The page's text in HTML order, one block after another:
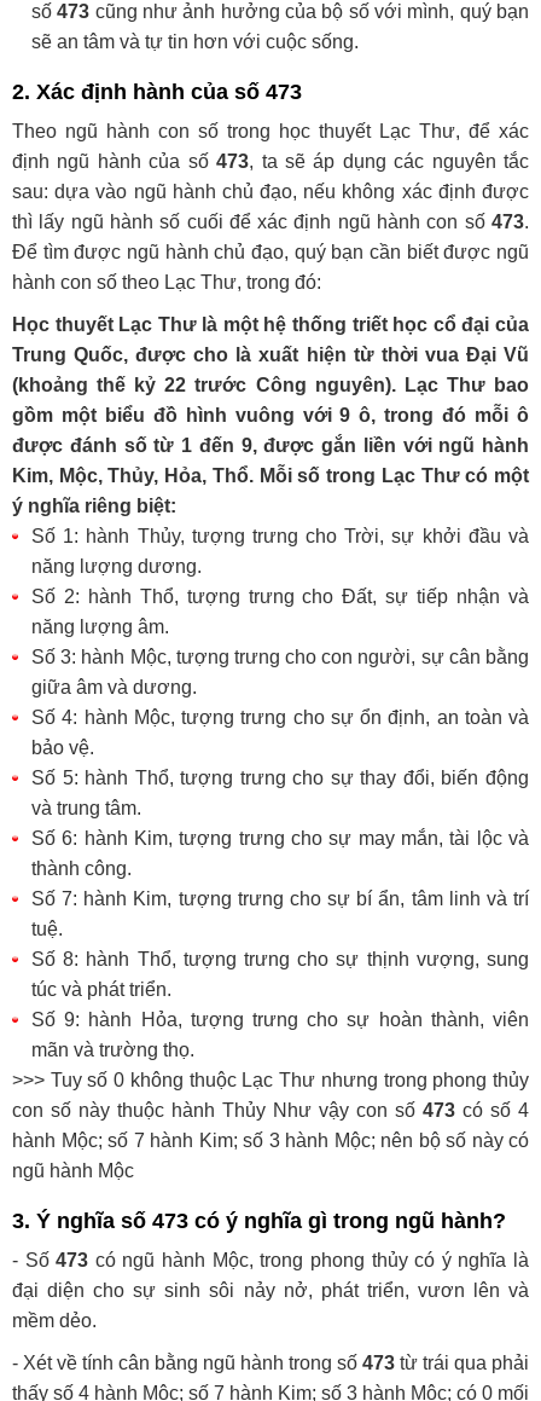
số473 cũng như ảnh hưởng của bộ số với mình, quý bạn
sẽ an tâm và tự tin hơn với cuộc sống.
2. Xác định hành của số 473
Theo ngũ hành con số trong học thuyết Lạc Thư, để xác
định ngũ hành của số473, ta sẽ áp dụng các nguyên tắc
sau: dựa vào ngũ hành chủ đạo, nếu không xác định được
thì lấy ngũ hành số cuối để xác định ngũ hành con số 473.
Để tìm được ngũ hành chủ đạo, quý bạn cần biết được ngũ
hành con số theo Lạc Thư, trong đó:
Học thuyết Lạc Thư là một hệ thống triết học cổ đại của
Trung Quốc, được cho là xuất hiện từ thời vua Đại Vũ
(khoảng thế kỷ 22 trước Công nguyên). Lạc Thư bao
gồm một biểu đồ hình vuông với 9 ô, trong đó mỗi ô
được đánh số từ 1 đến 9, được gắn liền với ngũ hành
Kim, Mộc, Thủy, Hỏa, Thổ. Mỗi số trong Lạc Thư có một
ý nghĩa riêng biệt:
Số 1: hành Thủy, tượng trưng cho Trời, sự khởi đầu và
năng lượng dương.
Số 2: hành Thổ, tượng trưng cho Đất, sự tiếp nhận và
năng lượng âm.
Số 3: hành Mộc, tượng trưng cho con người, sự cân bằng
giữa âm và dương.
Số 4: hành Mộc, tượng trưng cho sự ổn định, an toàn và
bảo vệ.
Số 5: hành Thổ, tượng trưng cho sự thay đổi, biến động
và trung tâm.
Số 6: hành Kim, tượng trưng cho sự may mắn, tài lộc và
thành công.
Số 7: hành Kim, tượng trưng cho sự bí ẩn, tâm linh và trí
tuệ.
Số 8: hành Thổ, tượng trưng cho sự thịnh vượng, sung
túc và phát triển.
Số 9: hành Hỏa, tượng trưng cho sự hoàn thành, viên
mãn và trường thọ.
>>> Tuy số 0 không thuộc Lạc Thư nhưng trong phong thủy
con số này thuộc hành Thủy Như vậy con số 473 có số 4
hành Mộc; số 7 hành Kim; số 3 hành Mộc; nên bộ số này có
ngũ hành Mộc
3. Ý nghĩa số 473 có ý nghĩa gì trong ngũ hành?
- Số473 có ngũ hành Mộc, trong phong thủy có ý nghĩa là
đại diện cho sự sinh sôi nảy nở, phát triển, vươn lên và
mềm dẻo.
- Xét về tính cân bằng ngũ hành trong số 473 từ trái qua phải
thấy số 4 hành Mộc; số 7 hành Kim; số 3 hành Mộc; có 0 mối